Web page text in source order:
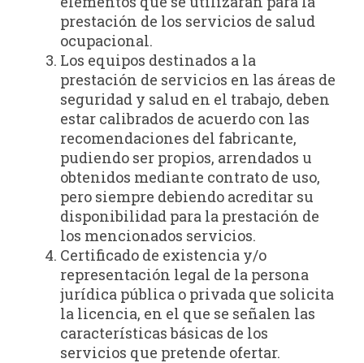
prestación de los servicios de salud
ocupacional.
Los equipos destinados a la
prestación de servicios en las áreas de
seguridad y salud en el trabajo, deben
estar calibrados de acuerdo con las
recomendaciones del fabricante,
pudiendo ser propios, arrendados u
obtenidos mediante contrato de uso,
pero siempre debiendo acreditar su
disponibilidad para la prestación de
los mencionados servicios.
Certificado de existencia y/o
representación legal de la persona
jurídica pública o privada que solicita
la licencia, en el que se señalen las
características básicas de los
servicios que pretende ofertar.